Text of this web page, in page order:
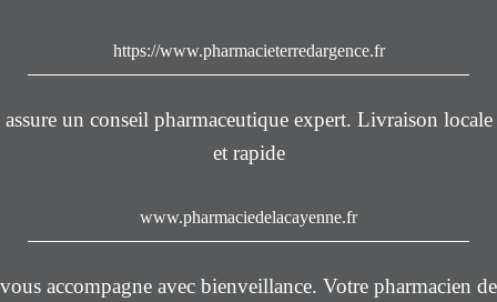
https://www.pharmacieterredargence.fr
assure un conseil pharmaceutique expert. Livraison locale
et rapide
www.pharmaciedelacayenne.fr
vous accompagne avec bienveillance. Votre pharmacien de